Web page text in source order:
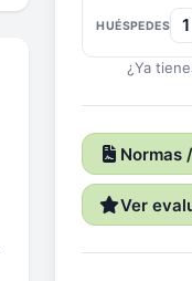
HUÉSPEDES 1
¿Ya
Normas
Ver